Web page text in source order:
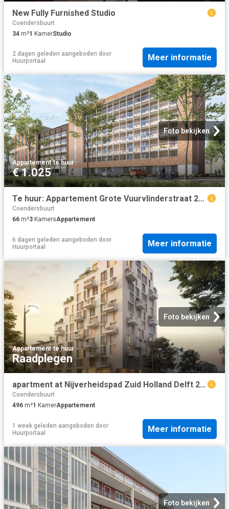
New Fully Furnished Studio
Coendersbuurt
34 m²1 KamerStudio
2 dagen geleden aangeboden door
Huurportaal
Meer informatie
Foto bekijken
Appartement·te huur
€ 1.025
Te huur: Appartement Grote Vuurvlinderstraat 255 in Rijswijk
Coendersbuurt
66 m²3 KamersAppartement
6 dagen geleden aangeboden door
Huurportaal
Meer informatie
Foto bekijken
Appartement·te huur
Raadplegen
apartment at Nijverheidspad Zuid Holland Delft 2624 MR
Coendersbuurt
496 m²1 KamerAppartement
1 week geleden aangeboden door
Huurportaal
Meer informatie
Foto bekijken